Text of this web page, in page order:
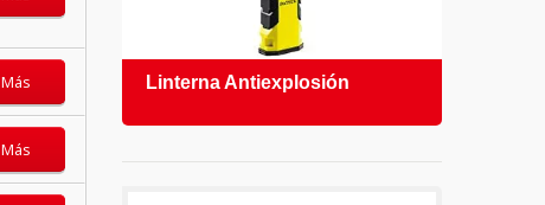
Más
Más
Linterna Antiexplosión